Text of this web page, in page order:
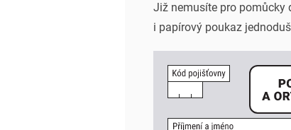
Již nemusíte pro pomůcky
i papírový poukaz